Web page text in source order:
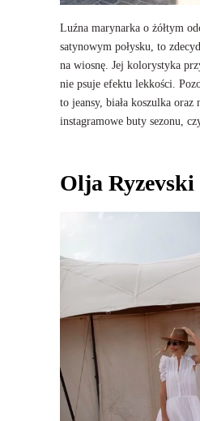
Luźna marynarka o żółtym
satynowym połysku, to
na wiosnę. Jej kolorystyka
nie psuje efektu lekkości.
to jeansy, biała koszulka oraz
instagramowe buty sezonu,
Olja Ryzevski